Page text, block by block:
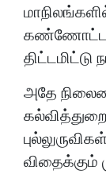
அதே
விதைக்கும்